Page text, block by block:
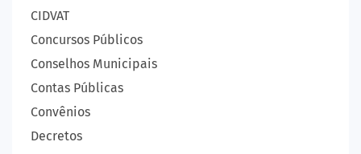
CIDVAT
Concursos Públicos
Conselhos Municipais
Contas Públicas
Convênios
Decretos